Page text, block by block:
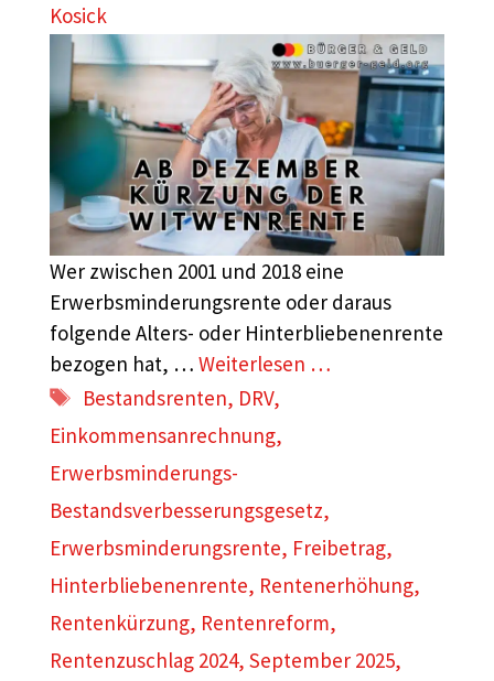
Kosick
Wer zwischen 2001 und 2018 eine
Erwerbsminderungsrente oder daraus
folgende Alters- oder Hinterbliebenenrente
bezogen hat, … Weiterlesen …
Schlagwörter
Bestandsrenten, DRV,
Einkommensanrechnung,
Erwerbsminderungs-
Bestandsverbesserungsgesetz,
Erwerbsminderungsrente, Freibetrag,
Hinterbliebenenrente, Rentenerhöhung,
Rentenkürzung, Rentenreform,
Rentenzuschlag 2024, September 2025,